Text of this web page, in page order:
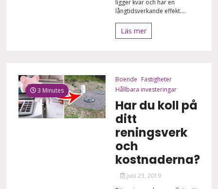
ligger kvar och har en
långtidsverkande effekt....
Läs mer
3 Minutes
Boende Fastigheter
Hållbara investeringar
Har du koll på
ditt
reningsverk
och
kostnaderna?
juni 23, 2019